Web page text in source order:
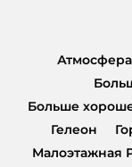
Атмосфера
Больше
Гелеон
Малоэтажная